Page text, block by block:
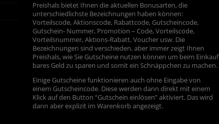
Preishals bietet Ihnen die aktuellen Bonusarten, die
unterschiedlichste Bezeichnungen haben können:
Vorteilscode, Aktionscode, Rabattcode, Gutscheincode,
Gutschein- Nummer, Promotion – Code, Vorteilscode,
Vorteilsnummer, Aktions-Rabatt, Voucher usw. Die
Bezeichnungen sind verschieden, aber immer zeigt Ihnen
Preishals, wie Sie Gutscheine nutzen können um beim Einkauf
bares Geld zu sparen und somit ein Schnäppchen zu machen.
Einige Gutscheine funktionieren auch ohne Eingabe von
einem Gutscheincode. Diese werden dann direkt mit einem
Klick auf den Button “Gutschein einlösen” aktiviert. Das wird
dann aber explizit im Warenkorb angezeigt.